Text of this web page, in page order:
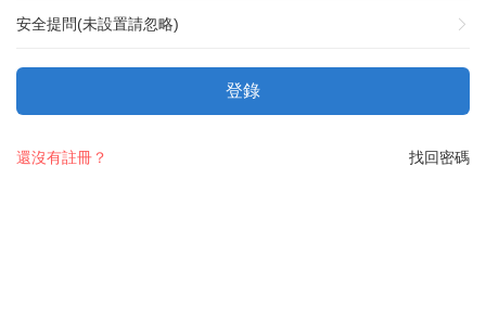
安全提問(未設置請忽略)
登錄
找回密碼
還沒有註冊？